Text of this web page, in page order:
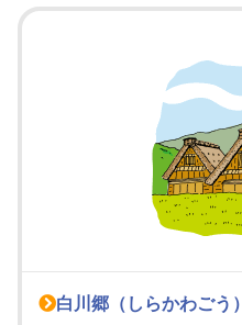
白川郷（しらかわごう）